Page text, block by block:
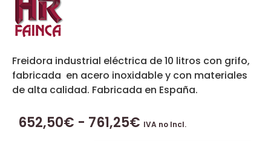
Freidora industrial eléctrica de 10 litros con grifo,
fabricada en acero inoxidable y con materiales
de alta calidad. Fabricada en España.
652,50€ - 761,25€ IVA no Incl.